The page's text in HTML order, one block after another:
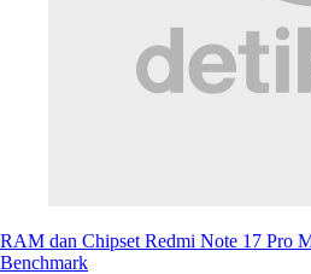
RAM dan Chipset Redmi Note 17 Pro
Benchmark